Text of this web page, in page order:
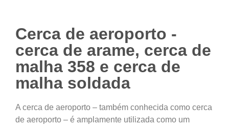
Cerca de aeroporto -
cerca de arame, cerca de
malha 358 e cerca de
malha soldada
A cerca de aeroporto – também conhecida como cerca
de aeroporto – é amplamente utilizada como um